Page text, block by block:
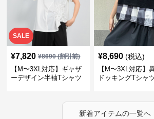
SALE
¥7,820 ¥8690(割引前)
【M〜3XL対応】ギャザ
ーデザイン半袖Tシャツ
¥8,690 (税込)
【M〜3XL対応】
ドッキングTシャ
カバー・大人モー
新着アイテムの一覧へ